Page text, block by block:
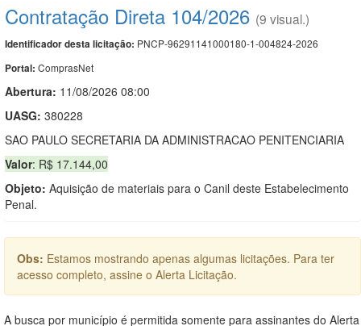
Contratação Direta 104/2026 (9 visual.)
Identificador desta licitação: PNCP-96291141000180-1-004824-2026
Portal: ComprasNet
Abertura: 11/08/2026 08:00
UASG: 380228
SAO PAULO SECRETARIA DA ADMINISTRACAO PENITENCIARIA
Valor: R$ 17.144,00
Objeto: Aquisição de materiais para o Canil deste Estabelecimento
Penal.
Obs: Estamos mostrando apenas algumas licitações. Para ter
acesso completo, assine o Alerta Licitação.
A busca por município é permitida somente para assinantes do Alerta